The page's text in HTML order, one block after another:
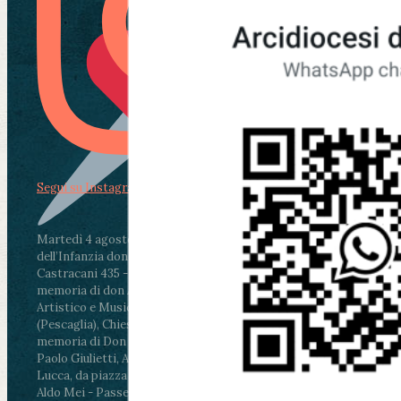
Martedì 4 agosto2026
ore 11:30 - Lucca, Scuola
dell’Infanzia don Aldo Mei - Viale Castruccio
Castracani 435 - Inaugurazione murales in
memoria di don Aldo Mei curato dal Liceo
Artistico e Musicale “Passaglia”
ore 18 - Fiano
(Pescaglia), Chiesa parrocchiale - Messa in
memoria di Don Aldo Mei celebrata da mons.
Paolo Giulietti, Arcivescovo di Lucca
ore 20.30 -
Lucca, da piazza San Michele al Cippo di don
Aldo Mei - Passeggiata della Memoria in alcuni
Segui su Instagram